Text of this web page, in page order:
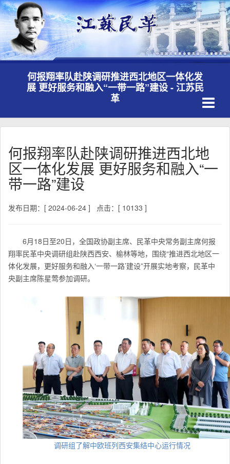
何报翔率队赴陕调研推进西北地区一体化发
展 更好服务和融入“一带一路”建设 - 江苏民
革
Toggle
何报翔率队赴陕调研推进西北地
区一体化发展 更好服务和融入“一
带一路”建设
发布日期：[ 2024-06-24 ] 点击：[ 10133 ]
6月18日至20日，全国政协副主席、民革中央常务副主席何报
翔率民革中央调研组赴陕西西安、榆林等地，围绕“推进西北地区一
体化发展，更好服务和融入‘一带一路’建设”开展实地考察，民革中
央副主席陈星莺参加调研。
调研组了解中欧班列西安集结中心运行情况